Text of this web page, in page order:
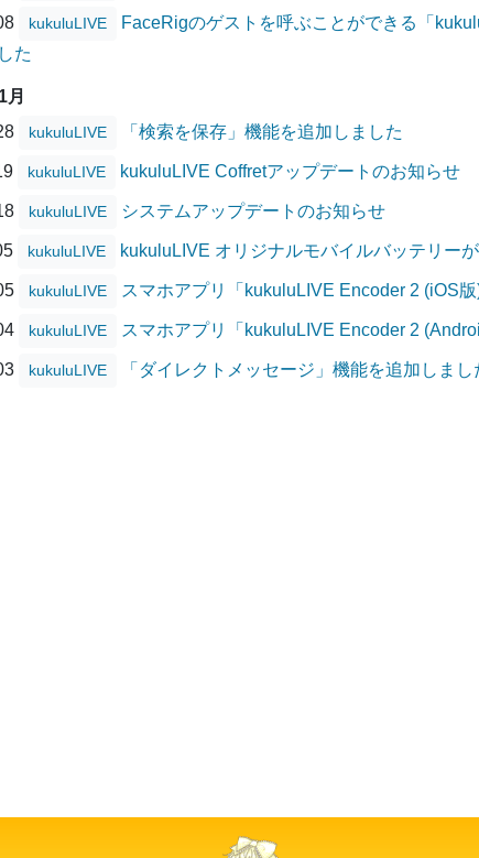
kukuluLIVE
FaceRigのゲストを呼ぶことができる「
た
月
kukuluLIVE 「検索を保存」機能を追加しました
kukuluLIVE kukuluLIVE Coffretアップデートのお知らせ
kukuluLIVE システムアップデートのお知らせ
kukuluLIVE kukuluLIVE オリジナルモバイルバッテリー
kukuluLIVE スマホアプリ「kukuluLIVE Encoder 2 (iOS
kukuluLIVE スマホアプリ「kukuluLIVE Encoder 2
kukuluLIVE 「ダイレクトメッセージ」機能を追加しまし